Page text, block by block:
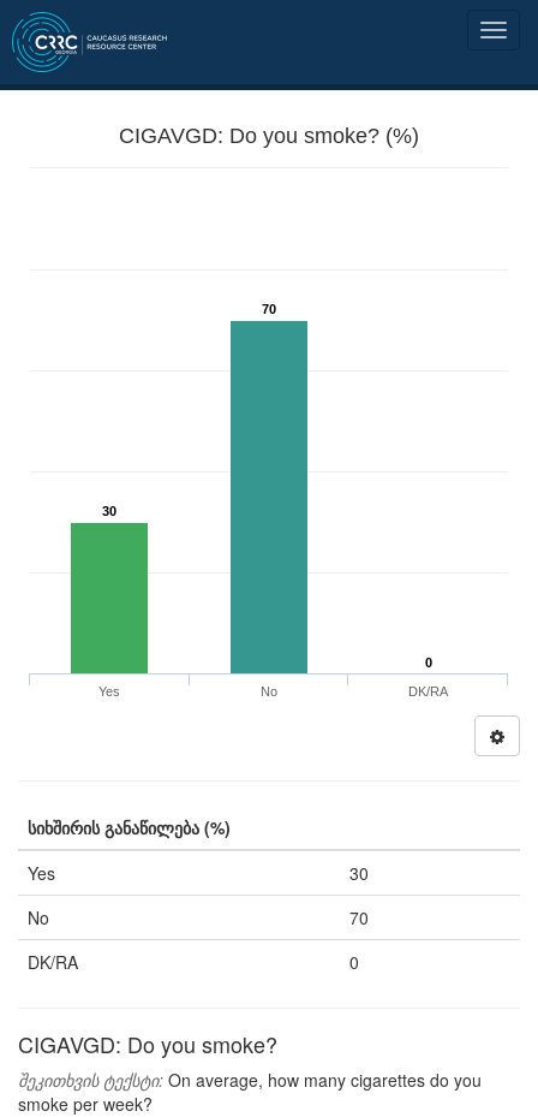
CIGAVGD: Do you smoke? (%)
30
70
0
Yes
No DK/RA
სიხშირის განაწილება (%)
Yes
30
No
70
DK/RA
0
CIGAVGD: Do you smoke?
შეკითხვის ტექსტი: On average, how many cigarettes do you
smoke per week?